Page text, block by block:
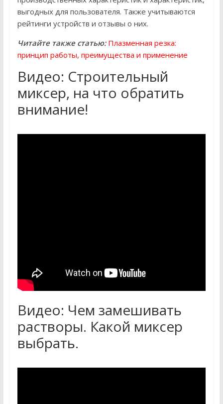
выгодных для пользователя. Также учитываются
рейтинги устройств и отзывы о них.
Читайте также статью: Плазменная резка:
принцип работы, преимущества и применение
Видео: Строительный
миксер, на что обратить
внимание!
Видео: Чем замешивать
растворы. Какой миксер
выбрать.